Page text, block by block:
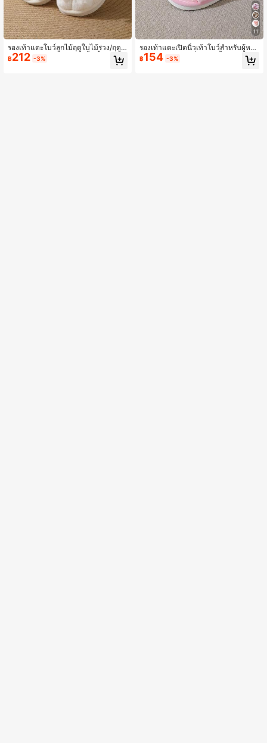
รองเท้าแตะโบว์ลูกไม้ฤดูใบไม้ร่วง/ฤดูห
นาวสำหรับผู้หญิง สไตล์ผีเสื้อ พื้นหนา กั
นลื่น ใส่ใน/นอกบ้าน น้ำหนักเบา อบอุ่น
฿212 -3%
11
รองเท้าแตะเปิดนิ้วเท้าโบว์สำหรับผู้หญิ
ง, รองเท้าในบ้านที่สบาย, น้ำหนักเบา, กั
นลื่น, เหมาะสำหรับฤดูใบไม้ผลิ, ฤดูใบไ
฿154 -3%